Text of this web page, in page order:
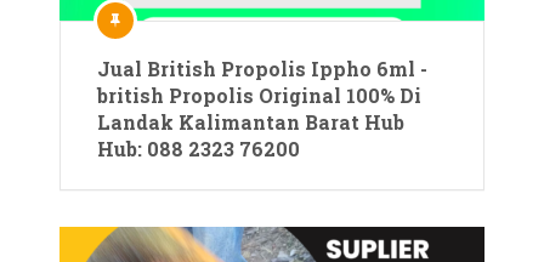
Jual British Propolis Ippho 6ml -
british Propolis Original 100% Di
Landak Kalimantan Barat Hub
Hub: 088 2323 76200